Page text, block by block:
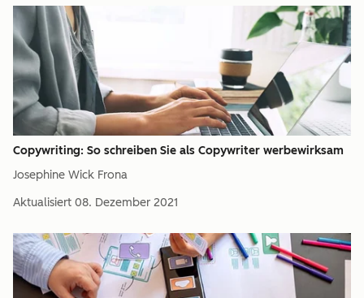
Copywriting: So schreiben Sie als Copywriter werbewirksam
Josephine Wick Frona
Aktualisiert 08. Dezember 2021